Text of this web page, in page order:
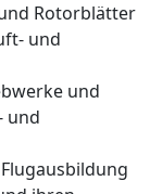
Rotorblätter
und
und
und